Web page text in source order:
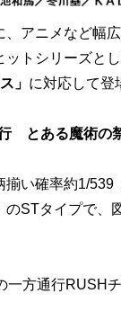
アニメなど幅
トシリーズと
」 に対応して登
とある魔術の
い確率約1/539
のSTタイプで、
方通行RUSH